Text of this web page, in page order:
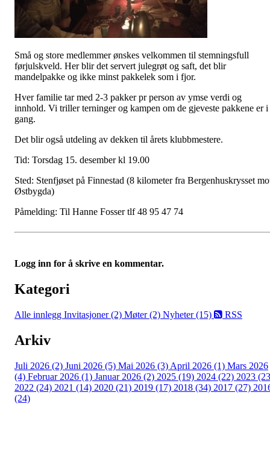
Små og store medlemmer ønskes velkommen til stemningsfull
førjulskveld. Her blir det servert julegrøt og saft, det blir
mandelpakke og ikke minst pakkelek som i fjor.
Hver familie tar med 2-3 pakker pr person av ymse verdi og
innhold. Vi triller terninger og kampen om de gjeveste pakkene er i
gang.
Det blir også utdeling av dekken til årets klubbmestere.
Tid: Torsdag 15. desember kl 19.00
Sted: Stenfjøset på Finnestad (8 kilometer fra Bergenhuskrysset
Østbygda)
Påmelding: Til Hanne Fosser tlf 48 95 47 74
Logg inn for å skrive en kommentar.
Kategori
Alle innlegg Invitasjoner (2) Møter (2) Nyheter (15) RSS
Arkiv
Juli 2026 (2) Juni 2026 (5) Mai 2026 (3) April 2026 (1) Mars 2026
(4) Februar 2026 (1) Januar 2026 (2) 2025 (19) 2024 (22) 2023
2022 (24) 2021 (14) 2020 (21) 2019 (17) 2018 (34) 2017 (27)
(24)